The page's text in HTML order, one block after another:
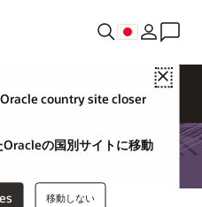
Close
country site closer
の国別サイトに移動
移動しない